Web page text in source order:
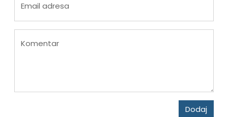
Email adresa
Komentar
Dodaj